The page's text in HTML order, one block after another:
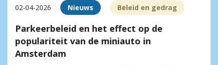
02-04-2026 Nieuws Beleid en gedrag
Parkeerbeleid en het effect op de
populariteit van de miniauto in
Amsterdam